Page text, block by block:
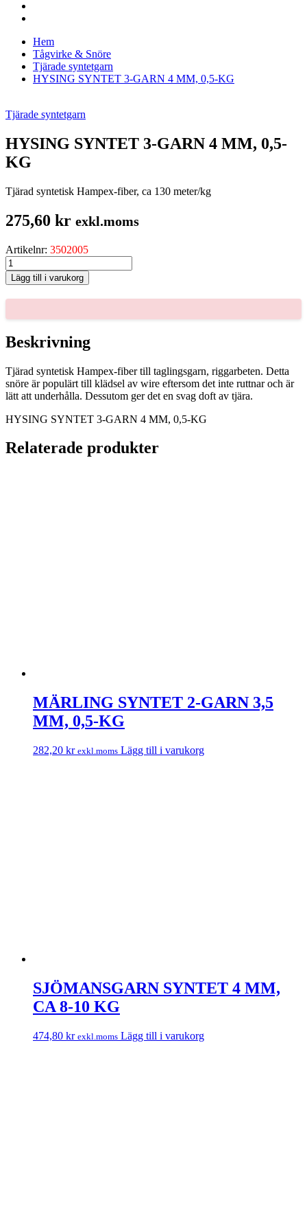
Hem
Tågvirke & Snöre
Tjärade syntetgarn
HYSING SYNTET 3-GARN 4 MM, 0,5-KG
Tjärade syntetgarn
HYSING SYNTET 3-GARN 4 MM, 0,5-
KG
Tjärad syntetisk Hampex-fiber, ca 130 meter/kg
275,60 kr exkl.moms
Artikelnr: 3502005
HYSING
SYNTET
3-
GARN
MM,
0,5-
KG
Lägg till i varukorg
Beskrivning
Tjärad syntetisk Hampex-fiber till taglingsgarn, riggarbeten. Detta
snöre är populärt till klädsel av wire eftersom det inte ruttnar och är
lätt att underhålla. Dessutom ger det en svag doft av tjära.
HYSING SYNTET 3-GARN 4 MM, 0,5-KG
Relaterade produkter
MÄRLING SYNTET 2-GARN 3,5
MM, 0,5-KG
282,20 kr exkl.moms Lägg till i varukorg
SJÖMANSGARN SYNTET 4 MM,
CA 8-10 KG
474,80 kr exkl.moms Lägg till i varukorg